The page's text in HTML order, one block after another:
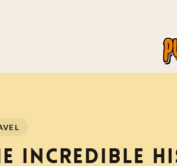
INCREDIBLE